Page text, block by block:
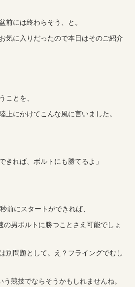
前には終わらそう、と。
気に入りだったので本日はそのご紹介
ことを、
上にかけてこんな風に言いました。
きれば、ボルトにも勝てるよ」
前にスタートができれば、
男ボルトに勝つことさえ可能でしょ
別問題として。え？フライングでむし
競技でならそうかもしれませんね。